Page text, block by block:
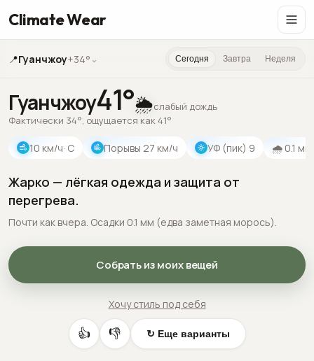
Climate Wear
📍Гуанчжоу+34° ⌄ Сегодня Завтра Неделя
Гуанчжоу41°🌦️слабый дождь
Фактически 34°, ощущается как 41°
10 км/ч· С Порывы 27 км/ч УФ (пик) 9 🌧 0.1 мм
Жарко — лёгкая одежда и защита от
перегрева.
Почти как вчера. Осадки 0.1 мм (едва заметная морось).
Собрать из моих вещей
Хочу стиль под себя
👍 👎 ↻ Еще варианты